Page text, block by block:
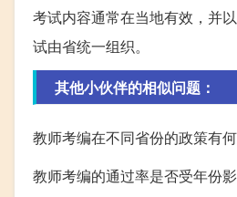
考试内容通常在当地有效，并
试由省统一组织。
其他小伙伴的相似问题：
教师考编在不同省份的政策有
教师考编的通过率是否受年份